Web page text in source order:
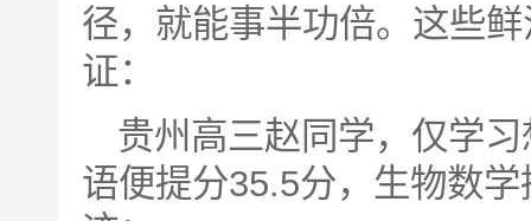
径，就能事半功倍。这些
证：
贵州高三赵同学，仅学
语便提分35.5分，生物数